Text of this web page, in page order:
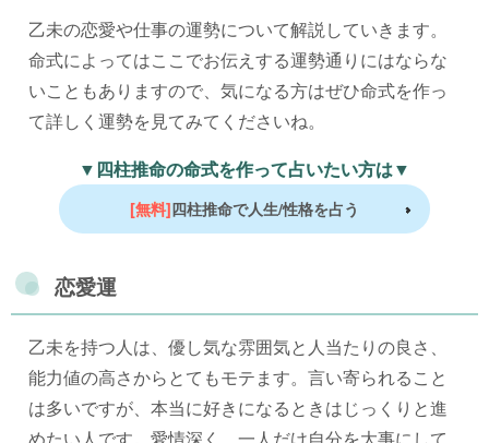
乙未の恋愛や仕事の運勢について解説していきます。
命式によってはここでお伝えする運勢通りにはならな
いこともありますので、気になる方はぜひ命式を作っ
て詳しく運勢を見てみてくださいね。
▼四柱推命の命式を作って占いたい方は▼
[無料]四柱推命で人生/性格を占う
恋愛運
乙未を持つ人は、優し気な雰囲気と人当たりの良さ、
能力値の高さからとてもモテます。言い寄られること
は多いですが、本当に好きになるときはじっくりと進